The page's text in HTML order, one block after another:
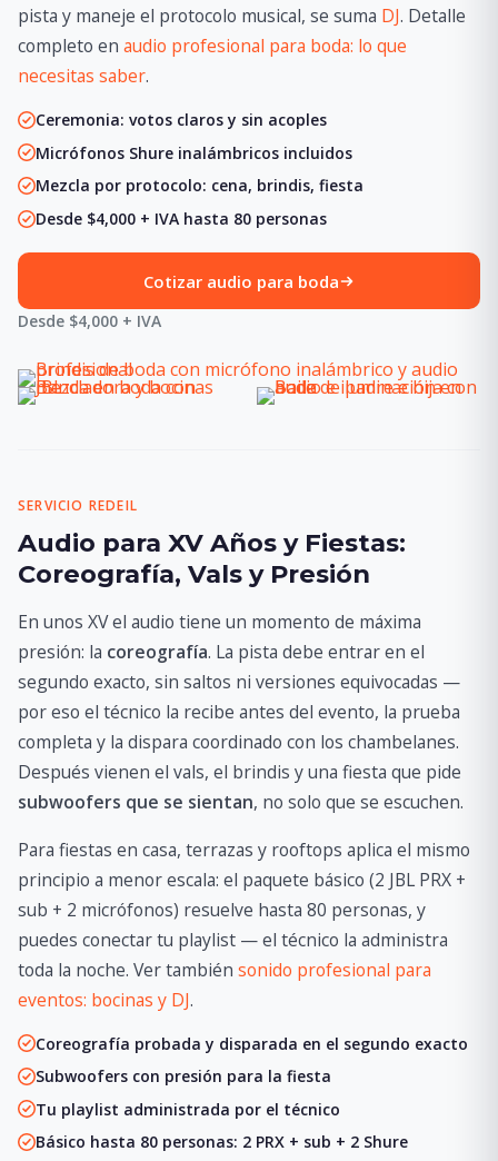
pista y maneje el protocolo musical, se suma DJ. Detalle
completo en audio profesional para boda: lo que
necesitas saber.
Ceremonia: votos claros y sin acoples
Micrófonos Shure inalámbricos incluidos
Mezcla por protocolo: cena, brindis, fiesta
Desde $4,000 + IVA hasta 80 personas
Cotizar audio para boda
Desde $4,000 + IVA
SERVICIO REDEIL
Audio para XV Años y Fiestas:
Coreografía, Vals y Presión
En unos XV el audio tiene un momento de máxima
presión: la coreografía. La pista debe entrar en el
segundo exacto, sin saltos ni versiones equivocadas —
por eso el técnico la recibe antes del evento, la prueba
completa y la dispara coordinado con los chambelanes.
Después vienen el vals, el brindis y una fiesta que pide
subwoofers que se sientan, no solo que se escuchen.
Para fiestas en casa, terrazas y rooftops aplica el mismo
principio a menor escala: el paquete básico (2 JBL PRX +
sub + 2 micrófonos) resuelve hasta 80 personas, y
puedes conectar tu playlist — el técnico la administra
toda la noche. Ver también sonido profesional para
eventos: bocinas y DJ.
Coreografía probada y disparada en el segundo exacto
Subwoofers con presión para la fiesta
Tu playlist administrada por el técnico
Básico hasta 80 personas: 2 PRX + sub + 2 Shure